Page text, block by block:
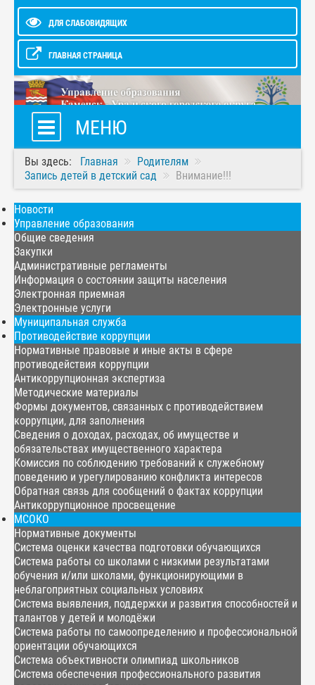
ДЛЯ СЛАБОВИДЯЩИХ
ГЛАВНАЯ СТРАНИЦА
МЕНЮ
Вы здесь: Главная
Родителям
Запись детей в детский сад
Внимание!!!
Новости
Управление образования
Общие сведения
Закупки
Административные регламенты
Информация о состоянии защиты населения
Электронная приемная
Электронные услуги
Муниципальная служба
Противодействие коррупции
Нормативные правовые и иные акты в сфере
противодействия коррупции
Антикоррупционная экспертиза
Методические материалы
Формы документов, связанных с противодействием
коррупции, для заполнения
Сведения о доходах, расходах, об имуществе и
обязательствах имущественного характера
Комиссия по соблюдению требований к служебному
поведению и урегулированию конфликта интересов
Обратная связь для сообщений о фактах коррупции
Антикоррупционное просвещение
МСОКО
Нормативные документы
Система оценки качества подготовки обучающихся
Система работы со школами с низкими результатами
обучения и/или школами, функционирующими в
неблагоприятных социальных условиях
Система выявления, поддержки и развития способностей и
талантов у детей и молодёжи
Система работы по самоопределению и профессиональной
ориентации обучающихся
Система объективности олимпиад школьников
Система обеспечения профессионального развития